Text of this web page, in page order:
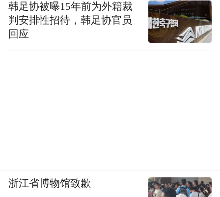
韩足协被曝15年前为外籍裁
判安排性招待，韩足协官员
回应
浙江省博物馆致歉